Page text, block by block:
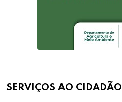
SERVIÇOS AO CIDADÃO